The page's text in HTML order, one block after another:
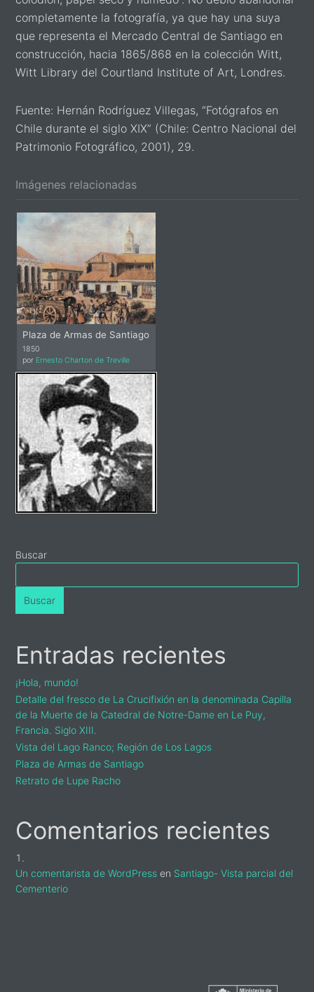
completamente la fotografía, ya que hay una suya
que representa el Mercado Central de Santiago en
construcción, hacia 1865/868 en la colección Witt,
Witt Library del Courtland Institute of Art, Londres.
Fuente: Hernán Rodríguez Villegas, “Fotógrafos en
Chile durante el siglo XIX” (Chile: Centro Nacional del
Patrimonio Fotográfico, 2001), 29.
Imágenes relacionadas
Plaza de Armas de Santiago
1850
por Ernesto Charton de Treville
Primary
Sidebar
Buscar
Buscar
Entradas recientes
¡Hola, mundo!
Detalle del fresco de La Crucifixión en la denominada Capilla
de la Muerte de la Catedral de Notre-Dame en Le Puy,
Francia. Siglo XIII.
Vista del Lago Ranco; Región de Los Lagos
Plaza de Armas de Santiago
Retrato de Lupe Racho
Comentarios recientes
Un comentarista de WordPress en Santiago- Vista parcial del
Cementerio